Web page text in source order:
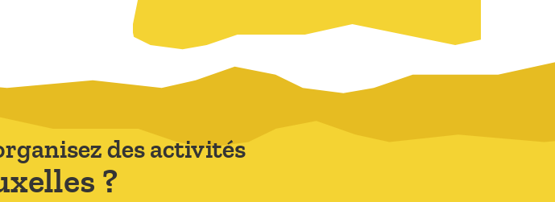
des activités
?